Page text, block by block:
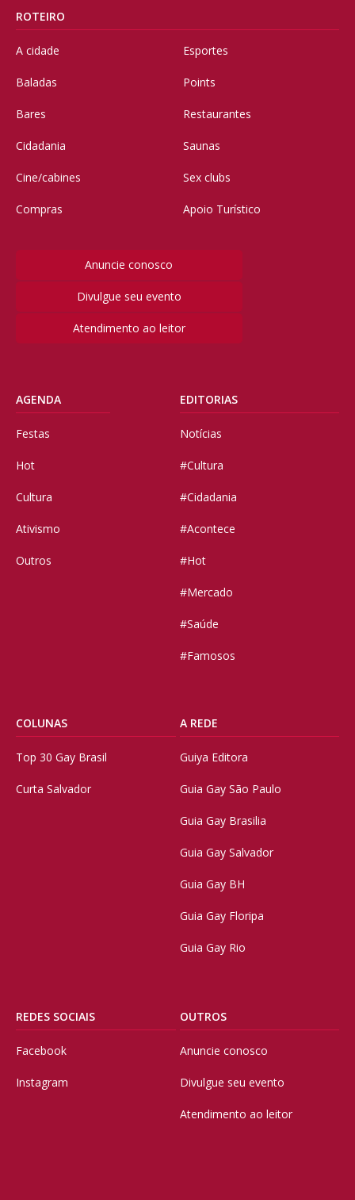
ROTEIRO
A cidade
Baladas
Bares
Cidadania
Cine/cabines
Compras
Esportes
Points
Restaurantes
Saunas
Sex clubs
Apoio Turístico
Anuncie conosco
Divulgue seu evento
Atendimento ao leitor
AGENDA
Festas
Hot
Cultura
Ativismo
Outros
EDITORIAS
Notícias
#Cultura
#Cidadania
#Acontece
#Hot
#Mercado
#Saúde
#Famosos
COLUNAS
Top 30 Gay Brasil
Curta Salvador
A REDE
Guiya Editora
Guia Gay São Paulo
Guia Gay Brasilia
Guia Gay Salvador
Guia Gay BH
Guia Gay Floripa
Guia Gay Rio
REDES SOCIAIS
Facebook
Instagram
OUTROS
Anuncie conosco
Divulgue seu evento
Atendimento ao leitor